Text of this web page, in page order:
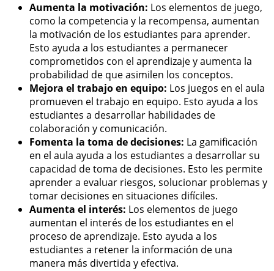
Aumenta la motivación: Los elementos de juego,
como la competencia y la recompensa, aumentan
la motivación de los estudiantes para aprender.
Esto ayuda a los estudiantes a permanecer
comprometidos con el aprendizaje y aumenta la
probabilidad de que asimilen los conceptos.
Mejora el trabajo en equipo: Los juegos en el aula
promueven el trabajo en equipo. Esto ayuda a los
estudiantes a desarrollar habilidades de
colaboración y comunicación.
Fomenta la toma de decisiones: La gamificación
en el aula ayuda a los estudiantes a desarrollar su
capacidad de toma de decisiones. Esto les permite
aprender a evaluar riesgos, solucionar problemas y
tomar decisiones en situaciones difíciles.
Aumenta el interés: Los elementos de juego
aumentan el interés de los estudiantes en el
proceso de aprendizaje. Esto ayuda a los
estudiantes a retener la información de una
manera más divertida y efectiva.